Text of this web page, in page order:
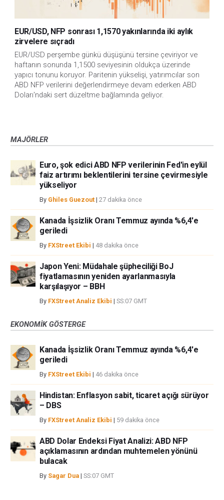
EUR/USD, NFP sonrası 1,1570 yakınlarında iki aylık
zirvelere sıçradı
EUR/USD perşembe günkü düşüşünü tersine çeviriyor ve
haftanın sonunda 1,1500 seviyesinin oldukça üzerinde
yapıcı tonunu koruyor. Paritenin yükselişi, yatırımcılar son
ABD NFP verilerini değerlendirmeye devam ederken ABD
Doları'ndaki sert düzeltme bağlamında geliyor.
MAJÖRLER
Euro, şok edici ABD NFP verilerinin Fed'in eylül
faiz artırımı beklentilerini tersine çevirmesiyle
yükseliyor
By Ghiles Guezout | 27 dakika önce
Kanada İşsizlik Oranı Temmuz ayında %6,4'e
geriledi
By FXStreet Ekibi | 48 dakika önce
Japon Yeni: Müdahale şüpheciliği BoJ
fiyatlamasının yeniden ayarlanmasıyla
karşılaşıyor – BBH
By FXStreet Analiz Ekibi | SS:07 GMT
EKONOMIK GÖSTERGE
Kanada İşsizlik Oranı Temmuz ayında %6,4'e
geriledi
By FXStreet Ekibi | 46 dakika önce
Hindistan: Enflasyon sabit, ticaret açığı sürüyor
– DBS
By FXStreet Analiz Ekibi | 59 dakika önce
ABD Dolar Endeksi Fiyat Analizi: ABD NFP
açıklamasının ardından muhtemelen yönünü
bulacak
By Sagar Dua | SS:07 GMT